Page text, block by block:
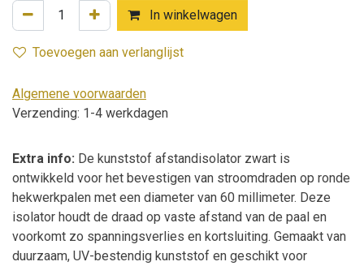
In winkelwagen
Toevoegen aan verlanglijst
Algemene voorwaarden
Verzending: 1-4 werkdagen
Extra info: De kunststof afstandisolator zwart is
ontwikkeld voor het bevestigen van stroomdraden op ronde
hekwerkpalen met een diameter van 60 millimeter. Deze
isolator houdt de draad op vaste afstand van de paal en
voorkomt zo spanningsverlies en kortsluiting. Gemaakt van
duurzaam, UV-bestendig kunststof en geschikt voor